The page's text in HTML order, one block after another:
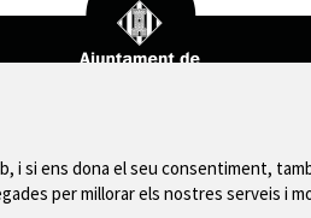
i si ens dona el seu consentiment,
per millorar els nostres serveis i